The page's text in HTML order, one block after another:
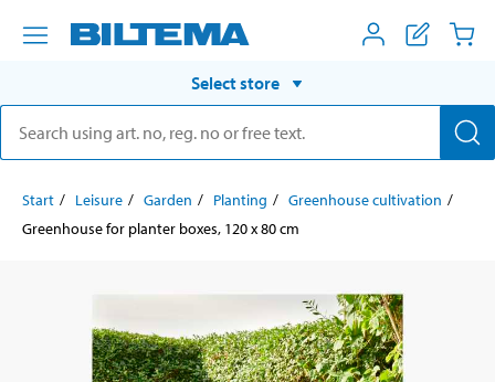
Select store
Start Leisure Garden Planting
Greenhouse cultivation
Greenhouse for planter boxes, 120 x 80 cm